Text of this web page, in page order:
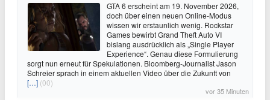
GTA 6 erscheint am 19. November 2026,
doch über einen neuen Online-Modus
wissen wir erstaunlich wenig. Rockstar
Games bewirbt Grand Theft Auto VI
bislang ausdrücklich als „Single Player
Experience“. Genau diese Formulierung
sorgt nun erneut für Spekulationen. Bloomberg-Journalist Jason
Schreier sprach in einem aktuellen Video über die Zukunft von
[…] (00)
vor 35 Minuten